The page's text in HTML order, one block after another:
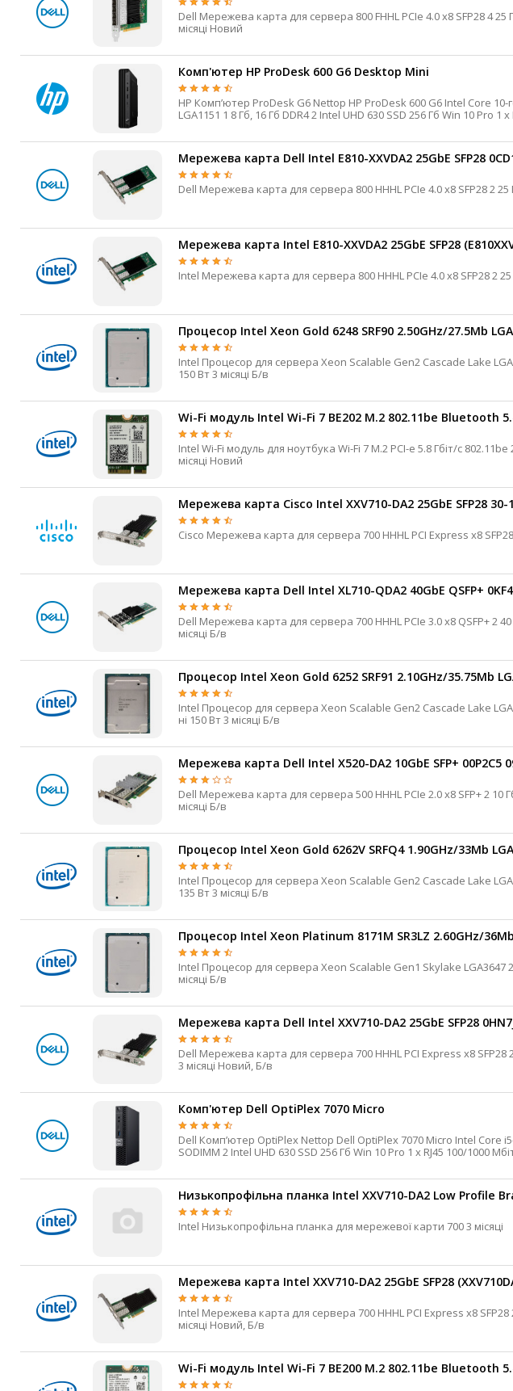
Мережеві карти
Wi-Fi і Bluetooth адаптери
Аксесуари
Фильтри та стабілізатори
Кабелі, роз'єми, перехідники
Аксесуари для ноутбуків
Акумулятори
Зовнішні блоки живлення
Периферійні пристрої
Клавіатури, миші, комплекти
Відеоспостереження
Автономне живлення
Автоматичні вимикачі
Інвертори напруги
Dell Мережева карта для сервера 800 FHHL PCIe 4.0 x8 SFP28 4 25 Гбіт/с Високий профіль 0.164 кг 3
місяці Новий
Комп'ютер HP ProDesk 600 G6 Desktop Mini
HP Компʼютер ProDesk G6 Nettop HP ProDesk 600 G6 Intel Core 10-го покоління Intel Core i5-10500T
LGA1151 1 8 Гб, 16 Гб DDR4 2 Intel UHD 630 SSD 256 Гб Win 10 Pro 1 х RJ45 100/1000 Мбіт/с Yes Yes 3
Мережева карта Dell Intel E810-XXVDA2 25GbE SFP28
Мережева карта Intel E810-XXVDA2 25GbE SFP28
Процесор Intel Xeon Gold 6248 SRF90 2.50GHz/27.5Mb
Intel Процесор для сервера Xeon Scalable Gen2 Cascade Lake LGA3647 2,5 ГГц 3,9 ГГц 20 40 27.5 Мб ні
150 Вт 3 місяці Б/в
Wi-Fi модуль Intel Wi-Fi 7 BE202 M.2 802.11be Bluetooth
Intel Wi-Fi модуль для ноутбука Wi-Fi 7 M.2 PCI-e 5.8 Гбіт/с 802.11be 2.4 / 5 / 6 ГГц 5.4 MHF4 0.01 кг 3
місяці Новий
Мережева карта Cisco Intel XXV710-DA2 25GbE SFP28 30-
Мережева карта Dell Intel XL710-QDA2 40GbE QSFP+
Dell Мережева карта для сервера 700 HHHL PCIe 3.0 x8 QSFP+ 2 40 Гбіт/с Так Високий профіль 3
місяці Б/в
Процесор Intel Xeon Gold 6252 SRF91 2.10GHz/35.75Mb
Intel Процесор для сервера Xeon Scalable Gen2 Cascade Lake LGA3647 2,1 ГГц 3,7 ГГц 24 48 35.75 Мб
ні 150 Вт 3 місяці Б/в
Мережева карта Dell Intel X520-DA2 10GbE SFP+ 00P2C5
Dell Мережева карта для сервера 500 HHHL PCIe 2.0 x8 SFP+ 2 10 Гбіт/с Так Низький профіль 0.5 кг 3
місяці Б/в
Процесор Intel Xeon Gold 6262V SRFQ4 1.90GHz/33Mb
Intel Процесор для сервера Xeon Scalable Gen2 Cascade Lake LGA3647 1,9 ГГц 3,6 ГГц 24 48 33 Мб ні
135 Вт 3 місяці Б/в
Процесор Intel Xeon Platinum 8171M SR3LZ 2.60GHz/
Intel Процесор для сервера Xeon Scalable Gen1 Skylake LGA3647 2,6 ГГц 3,7 ГГц 26 52 36 Мб ні 165 Вт 3
місяці Б/в
Мережева карта Dell Intel XXV710-DA2 25GbE SFP28
Dell Мережева карта для сервера 700 HHHL PCI Express x8 SFP28 2 25 Гбіт/с Високий профіль 0.16 кг
3 місяці Новий, Б/в
Комп'ютер Dell OptiPlex 7070 Micro
Dell Компʼютер OptiPlex Nettop Dell OptiPlex 7070 Micro Intel Core i5-9500T 3,0 ГГц LGA1151 1 8 Гб DDR4
Низькопрофільна планка Intel XXV710-DA2 Low Profile
Intel Низькопрофільна планка для мережевої карти 700 3 місяці
Мережева карта Intel XXV710-DA2 25GbE SFP28
Intel Мережева карта для сервера 700 HHHL PCI Express x8 SFP28 2 25 Гбіт/с Високий профіль 0.5 кг 3
місяці Новий, Б/в
Wi-Fi модуль Intel Wi-Fi 7 BE200 M.2 802.11be Bluetooth